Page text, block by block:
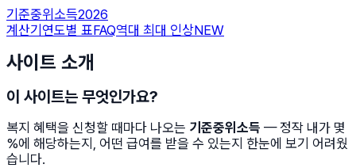
기준중위소득2026
계산기 연도별 표FAQ역대 최대 인상NEW
사이트 소개
이 사이트는 무엇인가요?
복지 혜택을 신청할 때마다 나오는 기준중위소득 — 정작 내가 몇
%에 해당하는지, 어떤 급여를 받을 수 있는지 한눈에 보기 어려웠
습니다.